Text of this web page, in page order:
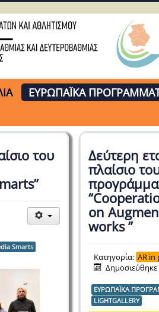
ΕΥΡΩΠΑΪΚΑ
του
Smarts
Δεύτερη
πλαίσιο
on
works ”
Κατηγορία: AR in
ΕΥΡΩΠΑΪΚΑ
LIGHTGALLERY